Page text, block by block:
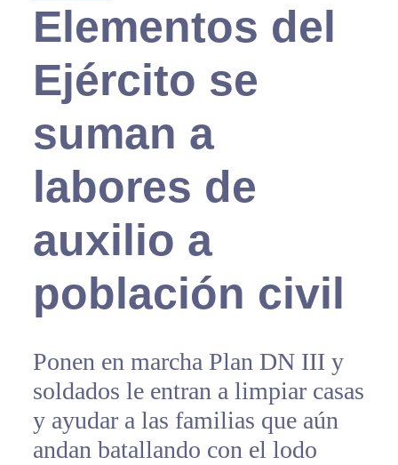
Elementos del
Ejército se
suman a
labores de
auxilio a
población civil
Ponen en marcha Plan DN III y
soldados le entran a limpiar casas
y ayudar a las familias que aún
andan batallando con el lodo